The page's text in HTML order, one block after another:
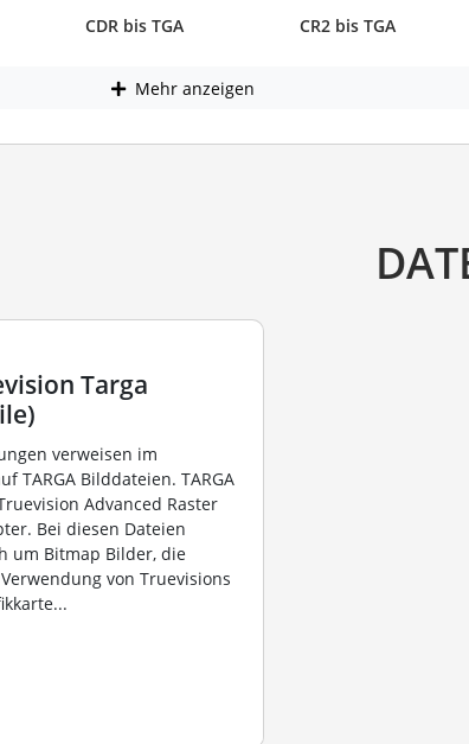
CDR bis TGA CR2 bis TGA
Mehr anzeigen
Targa
verweisen im
TARGA Bilddateien. TARGA
Advanced Raster
Bei diesen Dateien
um Bitmap Bilder, die
von Truevisions